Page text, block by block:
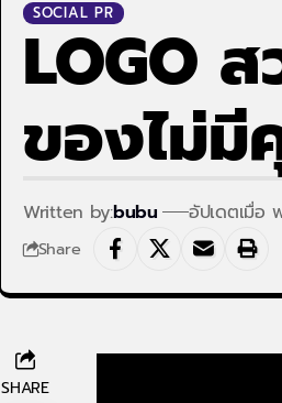
SOCIAL PR
LOGO
ของไม่
Written by:bubu อัปเดตเมื่อ
Share
SHARE